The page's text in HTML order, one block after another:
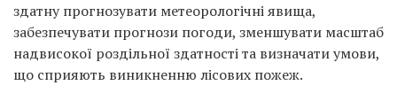
здатну прогнозувати метеорологічні явища,
забезпечувати прогнози погоди, зменшувати масштаб
надвисокої роздільної здатності та визначати умови,
що сприяють виникненню лісових пожеж.